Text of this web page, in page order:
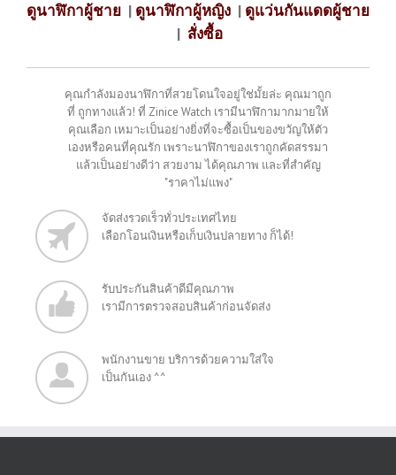
ดูนาฬิกาผู้ชาย | ดูนาฬิกาผู้หญิง | ดูแว่นกันแดดผู้ชาย
| สั่งซื้อ
คุณกำลังมองนาฬิกาที่สวยโดนใจอยู่ใช่มั้ยล่ะ คุณมาถูก
ที่ ถูกทางแล้ว! ที่ Zinice Watch เรามีนาฬิกามากมายให้
คุณเลือก เหมาะเป็นอย่างยิ่งที่จะซื้อเป็นของขวัญให้ตัว
เองหรือคนที่คุณรัก เพราะนาฬิกาของเราถูกคัดสรรมา
แล้วเป็นอย่างดีว่า สวยงาม ได้คุณภาพ และที่สำคัญ
"ราคาไม่แพง"
จัดส่งรวดเร็วทั่วประเทศไทย
เลือกโอนเงินหรือเก็บเงินปลายทาง ก็ได้!
รับประกันสินค้าดีมีคุณภาพ
เรามีการตรวจสอบสินค้าก่อนจัดส่ง
พนักงานขาย บริการด้วยความใส่ใจ
เป็นกันเอง ^^